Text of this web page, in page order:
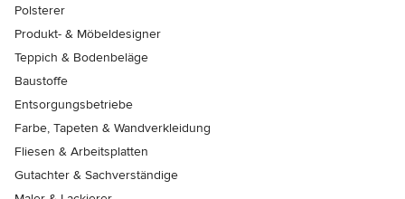
Polsterer
Produkt- & Möbeldesigner
Teppich & Bodenbeläge
Baustoffe
Entsorgungsbetriebe
Farbe, Tapeten & Wandverkleidung
Fliesen & Arbeitsplatten
Gutachter & Sachverständige